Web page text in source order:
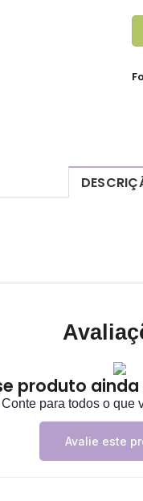
produto
Conte para todos o que
Avalie este